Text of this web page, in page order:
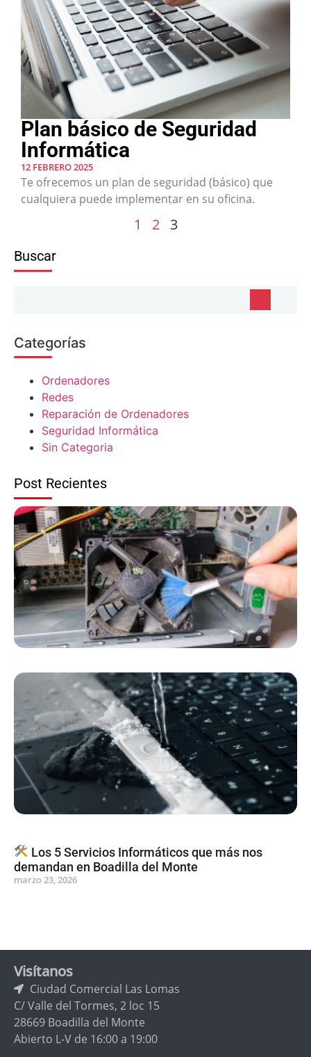
Plan básico de Seguridad
Informática
12 FEBRERO 2025
Te ofrecemos un plan de seguridad (básico) que
cualquiera puede implementar en su oficina.
1 2 3
Buscar
Categorías
Ordenadores
Redes
Reparación de Ordenadores
Seguridad Informática
Sin Categoria
Post Recientes
Los 5 Servicios Informáticos que más nos
demandan en Boadilla del Monte
marzo 23, 2026
Visítanos
Ciudad Comercial Las Lomas
C/ Valle del Tormes, 2 loc 15
28669 Boadilla del Monte
Abierto L-V de 16:00 a 19:00